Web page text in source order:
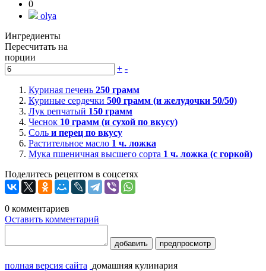
0
olya
Ингредиенты
Пересчитать на
порции
+ -
Куриная печень 250 грамм
Куриные сердечки 500 грамм (и желудочки 50/50)
Лук репчатый 150 грамм
Чеснок 10 грамм (и сухой по вкусу)
Соль и перец по вкусу
Растительное масло 1 ч. ложка
Мука пшеничная высшего сорта 1 ч. ложка (с горкой)
Поделитесь рецептом в соцсетях
0 комментариев
Оставить комментарий
добавить предпросмотр
полная версия сайта домашняя кулинария